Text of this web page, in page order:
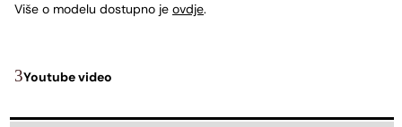
Više o modelu dostupno je ovdje.
Youtube video